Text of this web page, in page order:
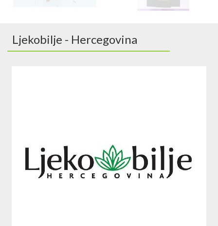
Ljekobilje - Hercegovina